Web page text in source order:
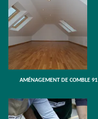
AMÉNAGEMENT DE COMBLE 91